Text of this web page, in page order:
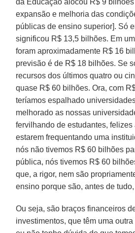
expansão e melhoria das
públicas de ensino superior]. Só
significou R$ 13,5 bilhões. Em
foram aproximadamente R$ 16
previsão é de R$ 18 bilhões. Se
recursos dos últimos quatro ou
quase R$ 60 bilhões. Ora, com
teríamos espalhado
melhorado as nossas
fervilhando de estudantes, felizes
estarem frequentando uma
nós não tivemos R$ 60 bilhões
pública, nós tivemos R$ 60
que, a rigor, nem são
ensino porque são, antes de
Ou seja, são braços financeiros
investimentos, que têm uma